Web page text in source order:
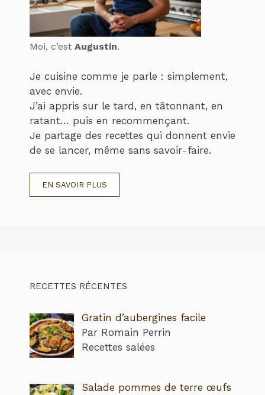
Moi, c’est Augustin.
Je cuisine comme je parle : simplement,
avec envie.
J’ai appris sur le tard, en tâtonnant, en
ratant… puis en recommençant.
Je partage des recettes qui donnent envie
de se lancer, même sans savoir-faire.
EN SAVOIR PLUS
RECETTES RÉCENTES
Gratin d’aubergines facile
Par Romain Perrin
Recettes salées
Salade pommes de terre œufs